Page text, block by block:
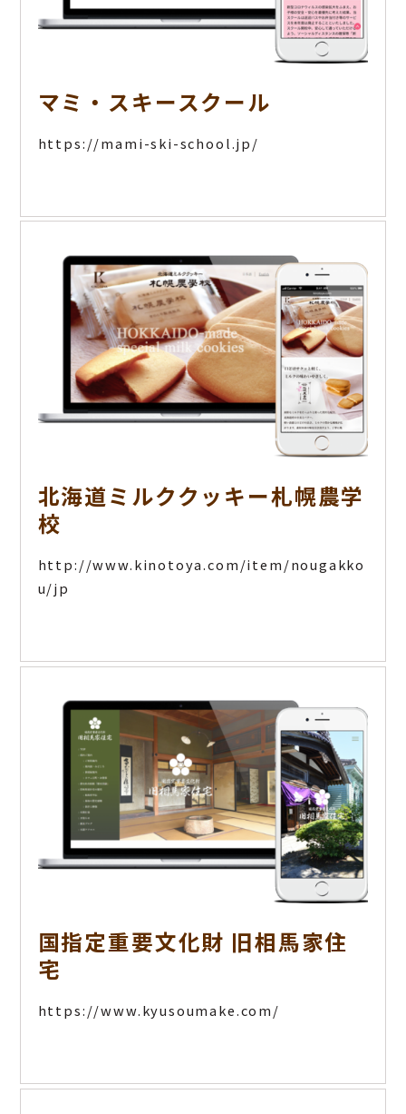
マミ・スキースクール
https://mami-ski-school.jp/
北海道ミルククッキー札幌農学
校
http://www.kinotoya.com/item/nougakko
u/jp
国指定重要文化財 旧相馬家住
宅
https://www.kyusoumake.com/